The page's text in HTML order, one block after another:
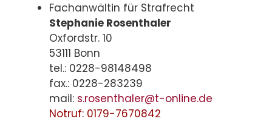
Fachanwältin für Strafrecht
Stephanie Rosenthaler
Oxfordstr. 10
53111 Bonn
tel.: 0228-98148498
fax.: 0228-283239
mail: s.rosenthaler@t-online.de
Notruf: 0179-7670842